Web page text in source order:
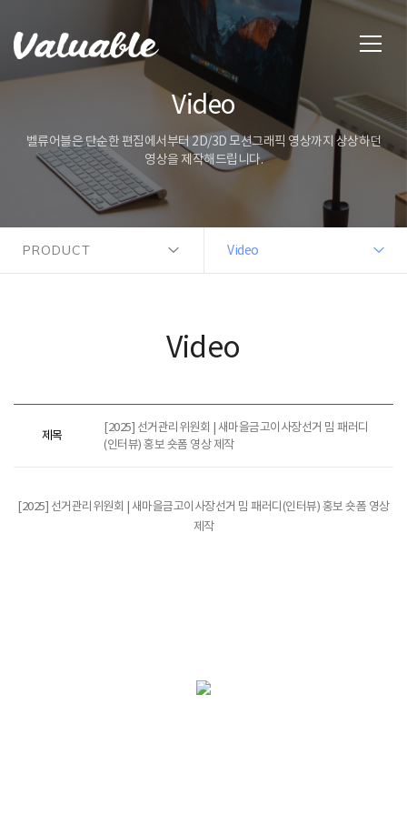
Video
벨류어블은 단순한 편집에서부터 2D/3D 모션그래픽 영상까지 상상하던
영상을 제작해드립니다.
PRODUCT Video
Video
제목
[2025] 선거관리위원회 | 새마을금고이사장선거 밈 패러디
(인터뷰) 홍보 숏폼 영상 제작
[2025] 선거관리위원회 | 새마을금고이사장선거 밈 패러디(인터뷰) 홍보 숏폼 영상
제작